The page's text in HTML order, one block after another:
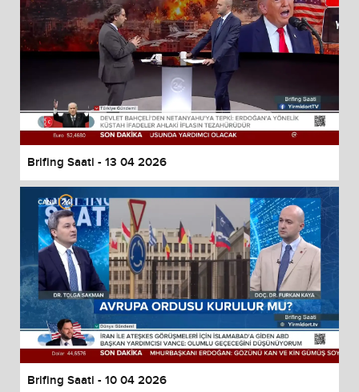
Brifing Saati - 13 04 2026
Brifing Saati - 10 04 2026